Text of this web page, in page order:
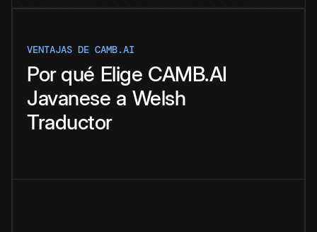
VENTAJAS DE CAMB.AI
Por qué Elige CAMB.AI
Javanese a Welsh
Traductor